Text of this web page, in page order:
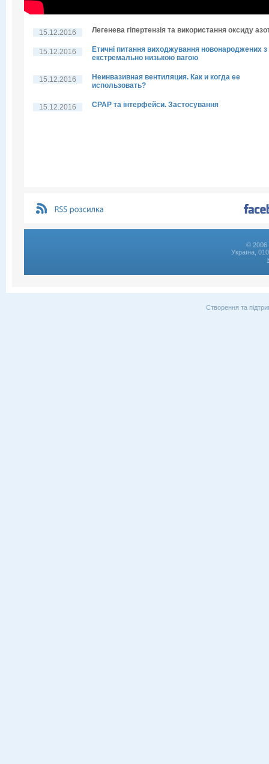
15.12.2016 Легенева гіпертензія та використання оксиду
15.12.2016
Етичні питання виходжування новонароджених з
екстремально низькою вагою
15.12.2016
Неинвазивная вентиляция. Как и когда ее
использовать?
15.12.2016 CPAP та інтерфейси. Застосування
© 2006
Україна,
Створення та